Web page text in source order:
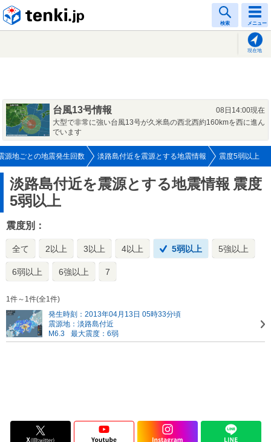
検索 メニュー
現在地
台風13号情報
08日14:00現在
大型で非常に強い台風13号が久米島の西北西約160kmを西に進ん
でいます
源地ごとの地震発生回数 淡路島付近を震源とする地震情報 震度5弱以上
淡路島付近を震源とする地震情報 震度
5弱以上
震度別：
全て 2以上 3以上 4以上 5弱以上 5強以上
6弱以上 6強以上 7
1件～1件(全1件)
発生時刻：2013年04月13日 05時33分頃
震源地：淡路島付近
M6.3
最大震度：6弱